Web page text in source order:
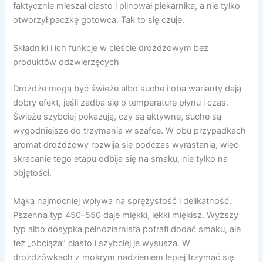
faktycznie mieszał ciasto i pilnował piekarnika, a nie tylko
otworzył paczkę gotowca. Tak to się czuje.
Składniki i ich funkcje w cieście drożdżowym bez
produktów odzwierzęcych
Drożdże mogą być świeże albo suche i oba warianty dają
dobry efekt, jeśli zadba się o temperaturę płynu i czas.
Świeże szybciej pokazują, czy są aktywne, suche są
wygodniejsze do trzymania w szafce. W obu przypadkach
aromat drożdżowy rozwija się podczas wyrastania, więc
skracanie tego etapu odbija się na smaku, nie tylko na
objętości.
Mąka najmocniej wpływa na sprężystość i delikatność.
Pszenna typ 450–550 daje miękki, lekki miękisz. Wyższy
typ albo dosypka pełnoziarnista potrafi dodać smaku, ale
też „obciąża” ciasto i szybciej je wysusza. W
drożdżówkach z mokrym nadzieniem lepiej trzymać się